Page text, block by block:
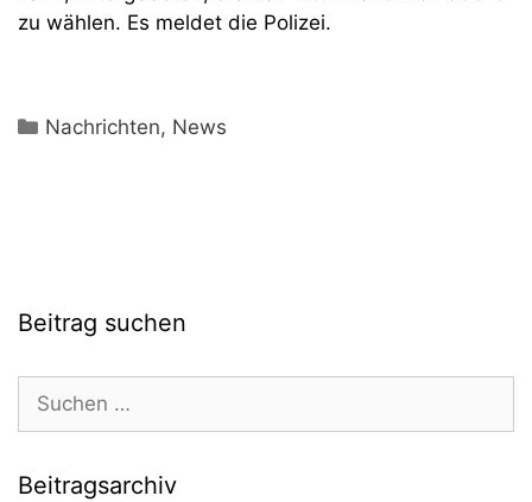
zu wählen. Es meldet die Polizei.
Kategorien
Nachrichten, News
Beitrag suchen
nach:
Beitragsarchiv